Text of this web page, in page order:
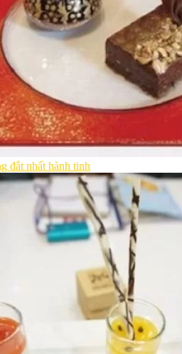
đắt nhất hành tinh